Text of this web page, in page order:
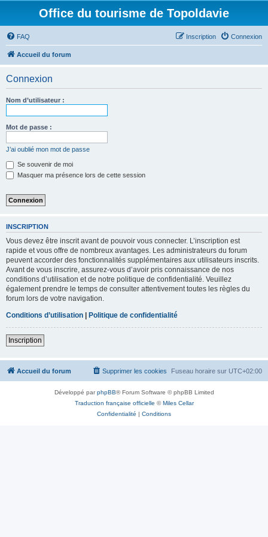
Office du tourisme de Topoldavie
FAQ Connexion
Inscription
Accueil du forum
Connexion
Nom d’utilisateur :
Mot de passe :
J’ai oublié mon mot de passe
Se souvenir de moi
Masquer ma présence lors de cette session
INSCRIPTION
Vous devez être inscrit avant de pouvoir vous connecter. L’inscription est
rapide et vous offre de nombreux avantages. Les administrateurs du forum
peuvent accorder des fonctionnalités supplémentaires aux utilisateurs inscrits.
Avant de vous inscrire, assurez-vous d’avoir pris connaissance de nos
conditions d’utilisation et de notre politique de confidentialité. Veuillez
également prendre le temps de consulter attentivement toutes les règles du
forum lors de votre navigation.
Conditions d’utilisation | Politique de confidentialité
Inscription
Accueil du forum Fuseau horaire sur UTC+02:00
Supprimer les cookies
Développé parphpBB® Forum Software © phpBB Limited
Traduction française officielle ©Miles Cellar
Confidentialité | Conditions